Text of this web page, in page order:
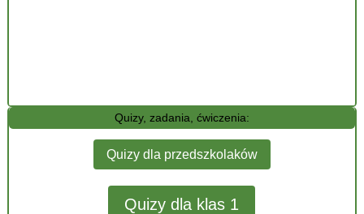
Quizy, zadania, ćwiczenia:
Quizy dla przedszkolaków
Quizy dla klas 1